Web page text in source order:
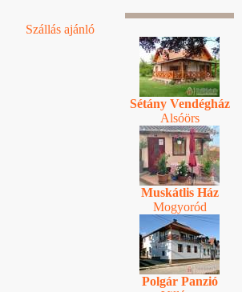
Szállás ajánló
Sétány Vendégház
Alsóörs
Muskátlis Ház
Mogyoród
Polgár Panzió